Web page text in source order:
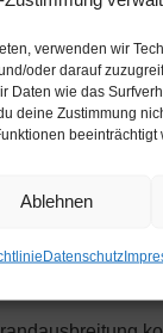
verwenden wir
oder darauf
Daten wie das
deine Zustimmung
beeinträchtigt
Ablehnen
Datenschutz
der
die
aufgebaut.
auf ein
der
Dachstuhl aus.